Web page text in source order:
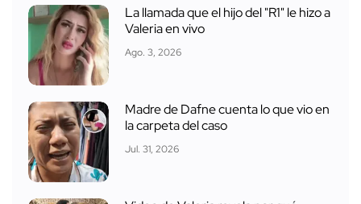
La llamada que el hijo del "R1" le hizo a
Valeria en vivo
Ago. 3, 2026
Madre de Dafne cuenta lo que vio en
la carpeta del caso
Jul. 31, 2026